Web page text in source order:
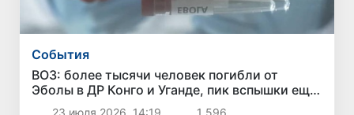
Cобытия
ВОЗ: более тысячи человек погибли от
Эболы в ДР Конго и Уганде, пик вспышки еще
не пройден
23 июля 2026, 14:19 1 596